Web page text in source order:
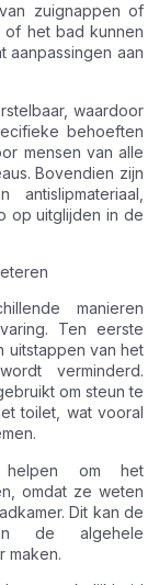
zuignappen of
of het bad kunnen
aanpassingen aan
waardoor
behoeften
mensen van alle
Bovendien zijn
op uitglijden in de
manieren
Ten eerste
uitstappen van het
verminderd.
om steun te
toilet, wat vooral
helpen om het
omdat ze weten
Dit kan de
de algehele
maken.